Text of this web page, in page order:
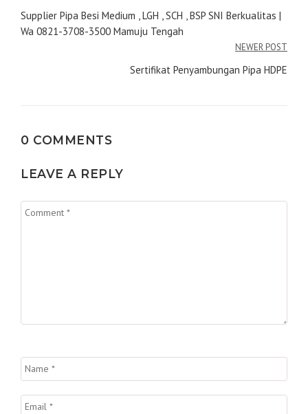
pos
Supplier Pipa Besi Medium , LGH , SCH , BSP SNI Berkualitas |
Wa 0821-3708-3500 Mamuju Tengah
NEWER POST
Sertifikat Penyambungan Pipa HDPE
0 COMMENTS
LEAVE A REPLY